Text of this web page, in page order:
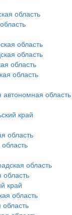
область
область
область
область
область
автономная область
край
область
область
область
край
область
область